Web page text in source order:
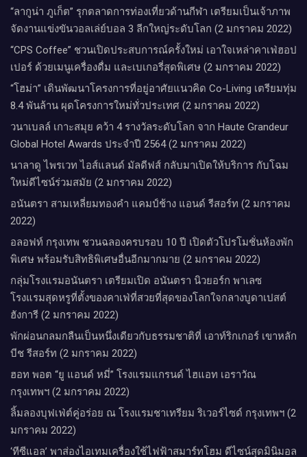
“ลากูน่า ภูเก็ต” รุกตลาดการท่องเที่ยวด้านกีฬา เตรียมเป็นเจ้าภาพ
จัดงานแข่งขันวอลเล่ย์บอล 3 ลีกใหญ่ระดับโลก (2 มกราคม 2022)
“CPS Coffee” ชวนเปิดประสบการณ์ครั้งใหม่ เอาใจเหล่าคาเฟ่ฮอป
เปอร์ ด้วยเมนูเครื่องดื่ม และเบเกอรี่สุดพิเศษ (2 มกราคม 2022)
“โฮม่า” เดินพัฒนาโครงการที่อยู่อาศัยแนวคิด Co-Living เตรียมทุ่ม
8.4 พันล้าน ผุดโครงการใหม่ทั่วประเทศ (2 มกราคม 2022)
วนาเบลล์ เกาะสมุย คว้า 4 รางวัลระดับโลก จาก Haute Grandeur
Global Hotel Awards ประจำปี 2564 (2 มกราคม 2022)
นาลาดู ไพรเวท ไอส์แลนด์ มัลดีฟส์ กลับมาเปิดให้บริการ กับโฉม
ใหม่ดีไซน์ร่วมสมัย (2 มกราคม 2022)
อนันตรา สามเหลี่ยมทองคำ แคมป์ช้าง แอนด์ รีสอร์ท (2 มกราคม
2022)
อลอฟท์ กรุงเทพ ชวนฉลองครบรอบ 10 ปี เปิดตัวโปรโมชั่นห้องพัก
พิเศษ พร้อมรับสิทธิพิเศษอื่นอีกมากมาย (2 มกราคม 2022)
กลุ่มโรงแรมอนันตรา เตรียมเปิด อนันตรา นิวยอร์ก พาเลซ
โรงแรมสุดหรูที่ตั้งของคาเฟ่ที่สวยที่สุดของโลกใจกลางบูดาเปสต์
ฮังการี (2 มกราคม 2022)
พักผ่อนกลมกลืนเป็นหนึ่งเดียวกับธรรมชาติที่ เอาท์ริกเกอร์ เขาหลัก
บีช รีสอร์ท (2 มกราคม 2022)
ฮอท พอต “ยู แอนด์ หมี่” โรงแรมแกรนด์ ไฮแอท เอราวัณ
กรุงเทพฯ (2 มกราคม 2022)
ลิ้มลองบุฟเฟ่ต์คู่อร่อย ณ โรงแรมชาเทรียม ริเวอร์ไซด์ กรุงเทพฯ (2
มกราคม 2022)
‘ทีซีแอล’ พาส่องไอเทมเครื่องใช้ไฟฟ้าสมาร์ทโฮม ดีไซน์สุดมินิมอล